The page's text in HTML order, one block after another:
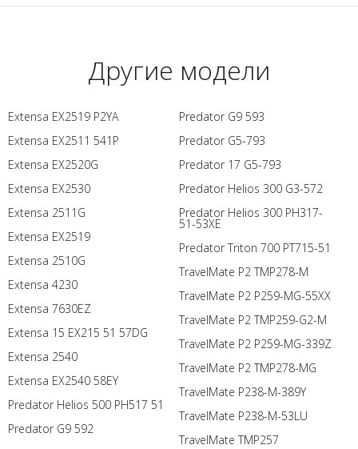
Другие модели
Extensa EX2519 P2YA
Extensa EX2511 541P
Extensa EX2520G
Extensa EX2530
Extensa 2511G
Extensa EX2519
Extensa 2510G
Extensa 4230
Extensa 7630EZ
Extensa 15 EX215 51 57DG
Extensa 2540
Extensa EX2540 58EY
Predator Helios 500 PH517 51
Predator G9 592
Predator G9 593
Predator G5-793
Predator 17 G5-793
Predator Helios 300 G3-572
Predator Helios 300 PH317-
51-53XE
Predator Triton 700 PT715-51
TravelMate P2 TMP278-M
TravelMate P2 P259-MG-55XX
TravelMate P2 TMP259-G2-M
TravelMate P2 P259-MG-339Z
TravelMate P2 TMP278-MG
TravelMate P238-M-389Y
TravelMate P238-M-53LU
TravelMate TMP257